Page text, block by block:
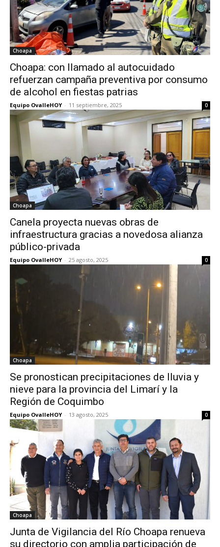
Choapa
Choapa: con llamado al autocuidado
refuerzan campaña preventiva por consumo
de alcohol en fiestas patrias
Equipo OvalleHOY - 11 septiembre, 2025 0
Choapa
Canela proyecta nuevas obras de
infraestructura gracias a novedosa alianza
público-privada
Equipo OvalleHOY - 25 agosto, 2025 0
Choapa
Se pronostican precipitaciones de lluvia y
nieve para la provincia del Limarí y la
Región de Coquimbo
Equipo OvalleHOY - 13 agosto, 2025 0
Choapa
Junta de Vigilancia del Río Choapa renueva
su directorio con amplia participación de